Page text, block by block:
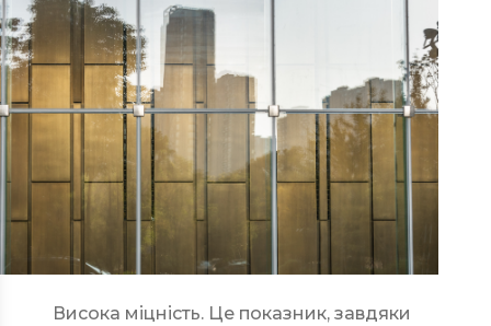
Висока міцність. Це показник, завдяки